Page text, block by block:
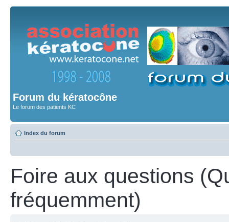
Forum du kératocône
Le forum des patients KC
Index du forum
Foire aux questions
fréquemment)